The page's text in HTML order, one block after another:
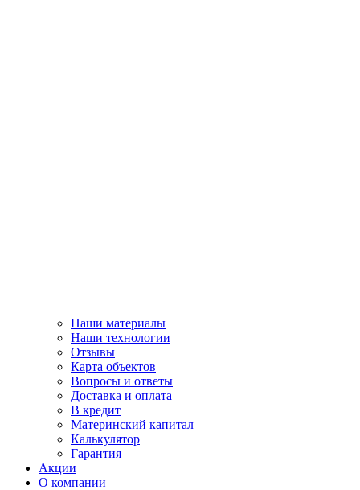
Наши материалы
Наши технологии
Отзывы
Карта объектов
Вопросы и ответы
Доставка и оплата
В кредит
Материнский капитал
Калькулятор
Гарантия
Акции
О компании